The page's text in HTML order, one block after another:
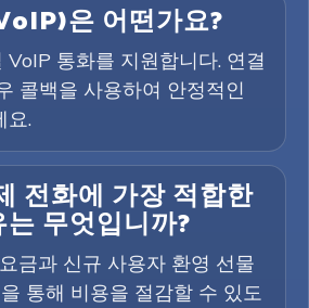
은 어떤가요?
VoIP 통화를 지원합니다. 연결
콜백을 사용하여 안정적인
요.
전화에 가장 적합한
무엇입니까?
금과 신규 사용자 환영 선물
통해 비용을 절감할 수 있도